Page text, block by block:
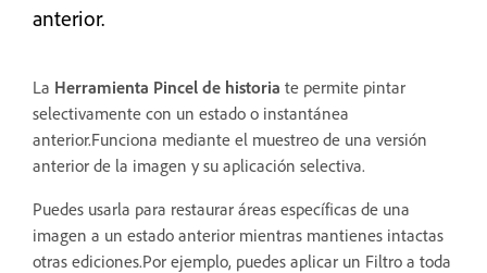
anterior.
La Herramienta Pincel de historia te permite pintar
selectivamente con un estado o instantánea
anterior.Funciona mediante el muestreo de una versión
anterior de la imagen y su aplicación selectiva.
Puedes usarla para restaurar áreas específicas de una
imagen a un estado anterior mientras mantienes intactas
otras ediciones.Por ejemplo, puedes aplicar un Filtro a toda